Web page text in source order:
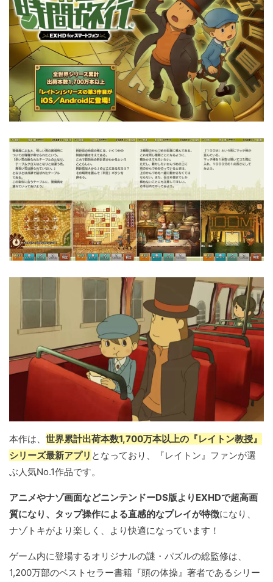
本作は、 世界累計出荷本数1,700万本以上の『レイトン教授』
シリーズ最新アプリ となっており、『レイトン』ファンが選
ぶ人気No.1作品です。
アニメやナゾ画面などニンテンドーDS版よりEXHDで超高画
質になり、タップ操作による直感的なプレイが特徴になり、
ナゾトキがより楽しく、より快適になっています！
ゲーム内に登場するオリジナルの謎・パズルの総監修は、
1,200万部のベストセラー書籍『頭の体操』著者であるシリー